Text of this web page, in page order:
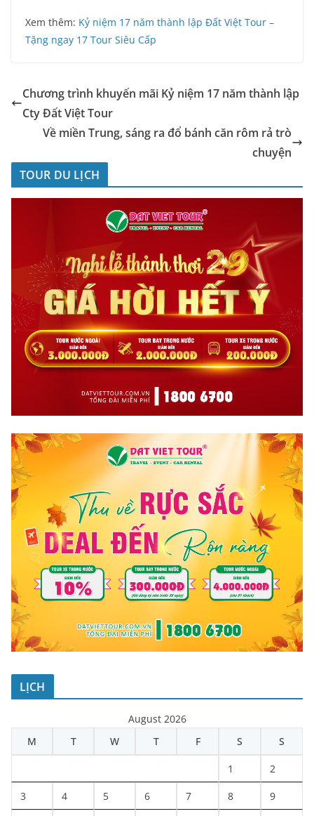
Xem thêm: Kỷ niệm 17 năm thành lập Đất Việt Tour –
Tặng ngay 17 Tour Siêu Cấp
Chương trình khuyến mãi Kỷ niệm 17 năm thành lập
Cty Đất Việt Tour
Về miền Trung, sáng ra đổ bánh căn rôm rả trò
chuyện
TOUR DU LỊCH
LỊCH
August 2026
M
T W T F S S
1 2
3 4 5 6 7 8 9